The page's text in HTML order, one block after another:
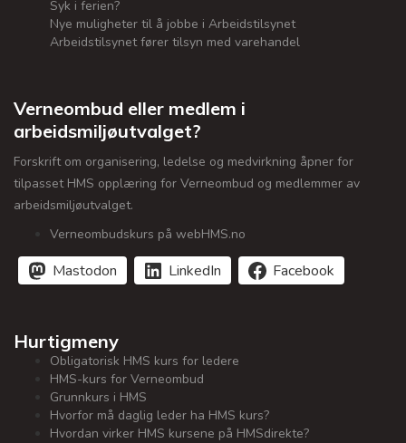
Syk i ferien?
Nye muligheter til å jobbe i Arbeidstilsynet
Arbeidstilsynet fører tilsyn med varehandel
Verneombud eller medlem i
arbeidsmiljøutvalget?
Forskrift om organisering, ledelse og medvirkning åpner for
tilpasset HMS opplæring for Verneombud og medlemmer av
arbeidsmiljøutvalget.
Verneombudskurs på webHMS.no
Mastodon LinkedIn Facebook
Hurtigmeny
Obligatorisk HMS kurs for ledere
HMS-kurs for Verneombud
Grunnkurs i HMS
Hvorfor må daglig leder ha HMS kurs?
Hvordan virker HMS kursene på HMSdirekte?